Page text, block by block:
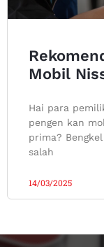
Mobil
Hai para
pengen kan
prima?
salah
14/03/2025